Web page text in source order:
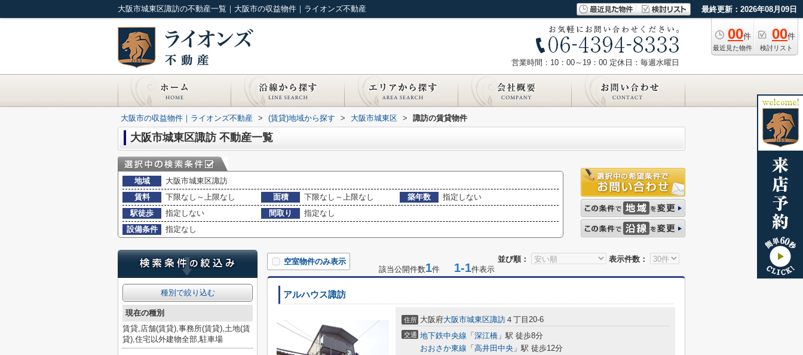
大阪市城東区諏訪の不動産一覧｜大阪市の収益物件｜ライオンズ不動産 最終更新：2026年08月09日
00件
最近見た物件
00件
検討リスト
営業時間：10：00～19：00 定休日：毎週水曜日
大阪市の収益物件｜ライオンズ不動産 > (賃貸)地域から探す > 大阪市城東区 > 諏訪の賃貸物件
大阪市城東区諏訪 不動産一覧
地域
大阪市城東区諏訪
賃料
下限なし～上限なし 面積 下限なし～上限なし 築年数
指定しない
駅徒歩
指定しない 間取り
指定なし
設備条件
指定なし
並び順： 表示件数：
空室物件のみ表示
該当公開件数1件 1-1件表示
アルハウス諏訪
住所 大阪府大阪市城東区諏訪 ４丁目20-6
交通 地下鉄中央線 「 深江橋 」駅 徒歩8分
おおさか東線 「 高井田中央 」駅 徒歩12分
種別で絞り込む
現在の種別
賃貸,店舗(賃貸),事務所(賃貸),土地(賃
貸),住宅以外建物全部,駐車場